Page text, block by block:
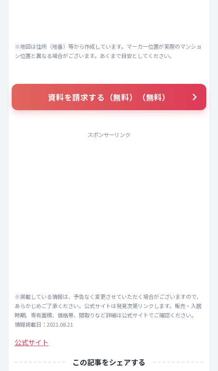
※地図は住所（地番）等から作成しています。マーカー位置が実際のマンショ
ン位置と異なる場合がございます。あくまで目安としてください。
資料を請求する（無料）（無料）
スポンサーリンク
※掲載している情報は、予告なく変更させていただく場合がございますので、
あらかじめご了承ください。公式サイトは発見次第リンクします。販売・入居
時期、専有面積、価格帯、間取りなど詳細は公式サイトでご確認ください。
情報掲載日：2021.08.21
公式サイト
この記事をシェアする